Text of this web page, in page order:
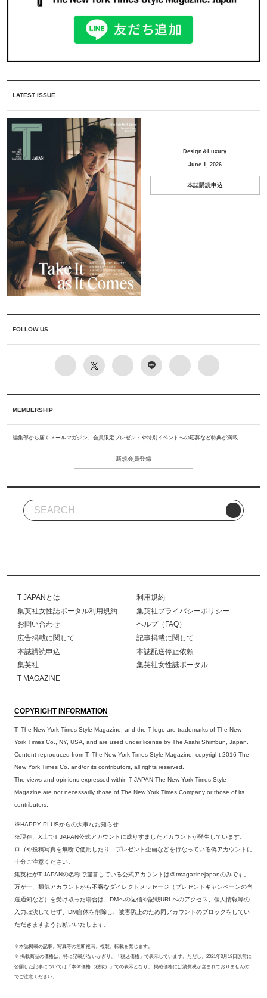
LATEST ISSUE
Design＆Luxury
June 1, 2026
本誌購読申込
FOLLOW US
MEMBERSHIP
編集部から届くメールマガジン、会員限定プレゼントや特別イベントへの応募など特典が満載
新規会員登録
T JAPANとは
利用規約
集英社女性誌ポータル利用規約
集英社プライバシーポリシー
お問い合わせ
ヘルプ（FAQ）
広告掲載に関して
記事掲載に関して
本誌購読申込
本誌配送停止依頼
集英社
集英社女性誌ポータル
T MAGAZINE
COPYRIGHT INFORMATION
T, The New York Times Style Magazine, and the T logo are trademarks of The New
York Times Co., NY, USA, and are used under license by The Asahi Shimbun, Japan.
Content reproduced from T, The New York Times Style Magazine, copyright 2016 The
New York Times Co. and/or its contributors, all rights reserved.
The views and opinions expressed within T JAPAN The New York Times Style
Magazine are not necessarily those of The New York Times Company or those of its
contributors.
※HAPPY PLUSからの大事なお知らせ
※現在、X上でT JAPAN公式アカウントに成りすましたアカウントが発生しています。
ロゴや投稿写真を無断で使用したり、プレゼント企画などを行なっている偽アカウントに
十分ご注意ください。
集英社がT JAPANの名称で運営している公式アカウントは＠tmagazinejapanのみです。
万が一、類似アカウントから不審なダイレクトメッセージ（プレゼントキャンペーンの当
選通知など）を受け取った場合は、DMへの返信や記載URLへのアクセス、個人情報等の
入力は決してせず、DM自体を削除し、被害防止のため同アカウントのブロックをしてい
ただきますようお願いいたします。
※本誌掲載の記事、写真等の無断複写、複製、転載を禁じます。
※ 掲載商品の価格は、特に記載がないかぎり、「税込価格」で表示しています。ただし、2021年3月18日以前に
公開した記事については「本体価格（税抜）」での表示となり、 掲載価格には消費税が含まれておりませんの
でご注意ください。